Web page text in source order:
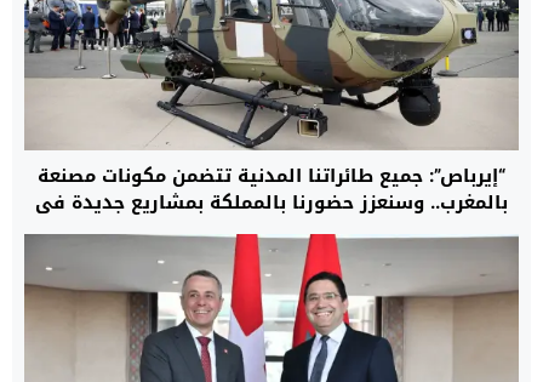
“إيرباص”: جميع طائراتنا المدنية تتضمن مكونات مصنعة
بالمغرب.. وسنعزز حضورنا بالمملكة بمشاريع جديدة في
مجال المروحيات